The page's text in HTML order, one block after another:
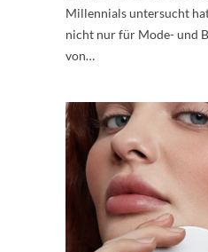
Millennials untersucht
nicht nur für Mode- und
von…